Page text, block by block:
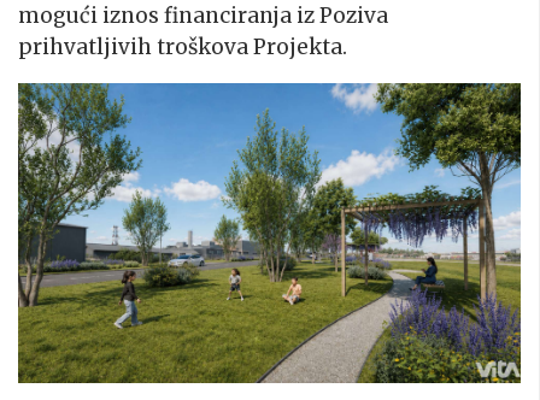
mogući iznos financiranja iz Poziva
prihvatljivih troškova Projekta.